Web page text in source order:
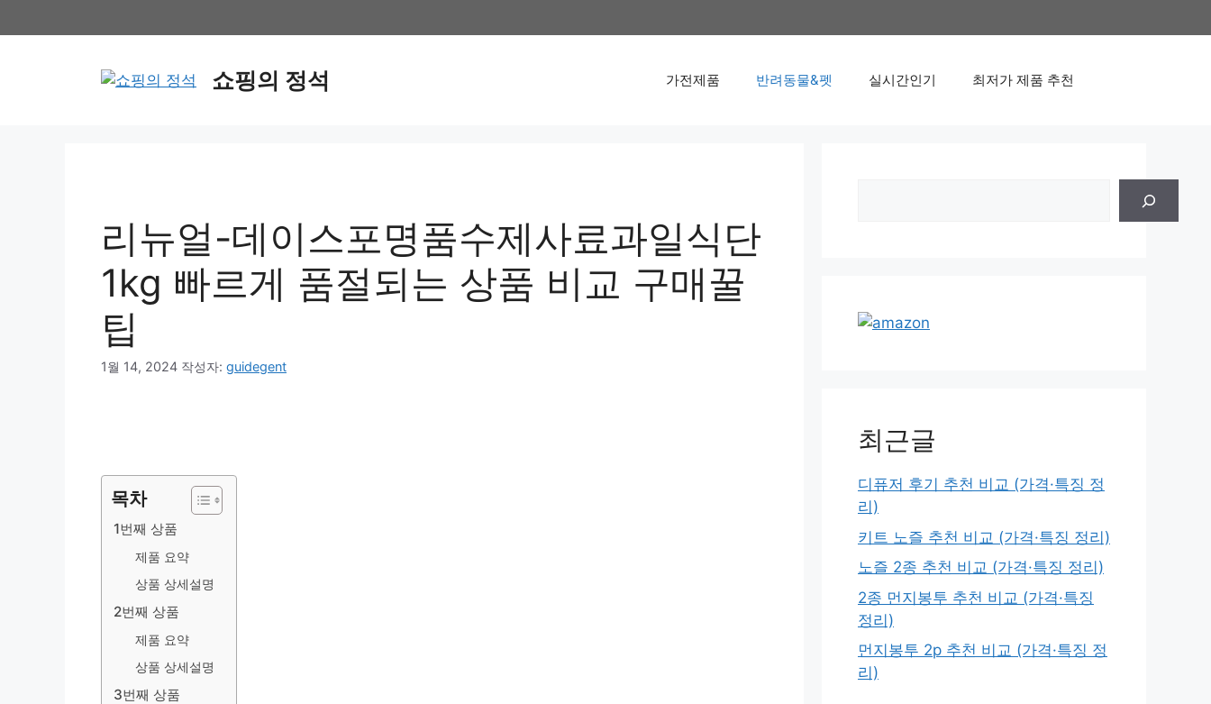
텐
쇼핑의 정석 가전제품 반려동물&펫 실시간인기 최저가 제품 추천
리뉴얼-데이스포명품수제사료과일식단
1kg 빠르게 품절되는 상품 비교 구매꿀
팁
1월 14, 2024 작성자: guidegent
목차
1번째 상품
제품 요약
상품 상세설명
2번째 상품
제품 요약
상품 상세설명
3번째 상품
최근글
디퓨저 후기 추천 비교 (가격·특징 정
리)
키트 노즐 추천 비교 (가격·특징 정리)
노즐 2종 추천 비교 (가격·특징 정리)
2종 먼지봉투 추천 비교 (가격·특징
정리)
먼지봉투 2p 추천 비교 (가격·특징 정
리)